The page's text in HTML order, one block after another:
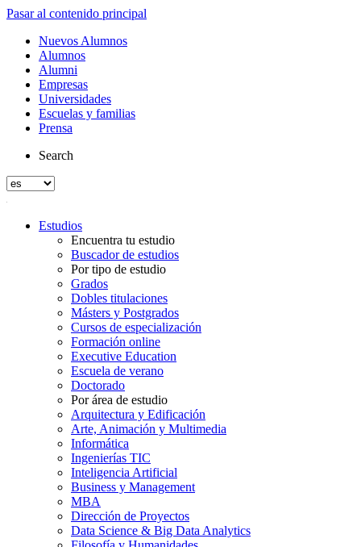
Pasar al contenido principal
Nuevos Alumnos
Alumnos
Alumni
Empresas
Universidades
Escuelas y familias
Prensa
Search
Estudios
Encuentra tu estudio
Buscador de estudios
Por tipo de estudio
Grados
Dobles titulaciones
Másters y Postgrados
Cursos de especialización
Formación online
Executive Education
Escuela de verano
Doctorado
Por área de estudio
Arquitectura y Edificación
Arte, Animación y Multimedia
Informática
Ingenierías TIC
Inteligencia Artificial
Business y Management
MBA
Dirección de Proyectos
Data Science & Big Data Analytics